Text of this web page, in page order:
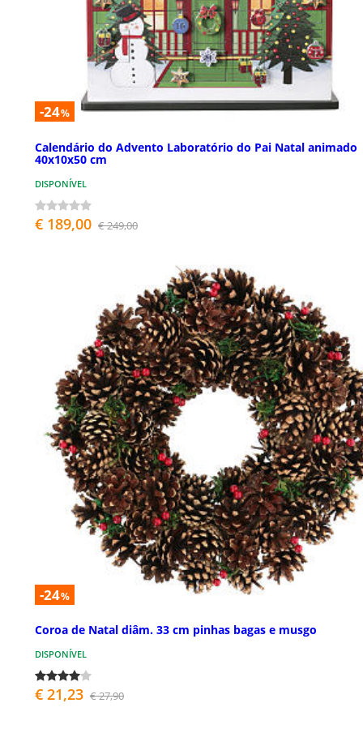
-24%
Calendário do Advento Laboratório do Pai Natal animado
40x10x50 cm
DISPONÍVEL
€ 189,00 € 249,00
-24%
Coroa de Natal diâm. 33 cm pinhas bagas e musgo
DISPONÍVEL
€ 21,23 € 27,90